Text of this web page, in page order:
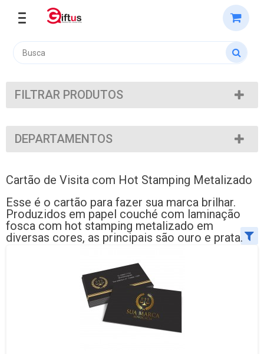
FILTRAR PRODUTOS
DEPARTAMENTOS
Cartão de Visita com Hot Stamping Metalizado
Esse é o cartão para fazer sua marca brilhar.
Produzidos em papel couché com laminação
fosca com hot stamping metalizado em
diversas cores, as principais são ouro e prata.